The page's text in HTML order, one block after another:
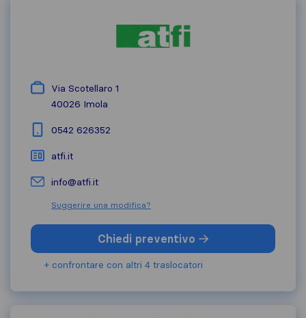
Via Scotellaro 1
40026 Imola
0542 626352
atfi.it
info@atfi.it
Suggerire una modifica?
Chiedi preventivo
+ confrontare con altri 4 traslocatori